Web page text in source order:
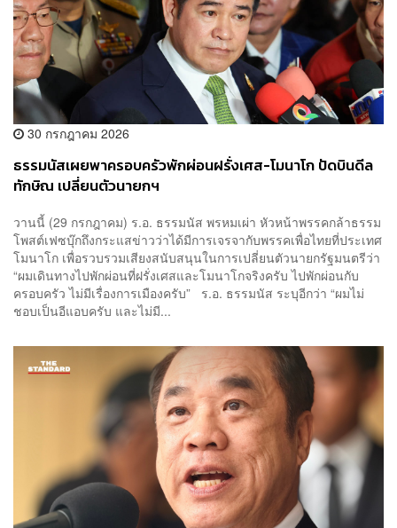
30 กรกฎาคม 2026
ธรรมนัสเผยพาครอบครัวพักผ่อนฝรั่งเศส-โมนาโก ปัดบินดีล
ทักษิณ เปลี่ยนตัวนายกฯ
วานนี้ (29 กรกฎาคม) ร.อ. ธรรมนัส พรหมเผ่า หัวหน้าพรรคกล้าธรรม
โพสต์เฟซบุ๊กถึงกระแสข่าวว่าได้มีการเจรจากับพรรคเพื่อไทยที่ประเทศ
โมนาโก เพื่อรวบรวมเสียงสนับสนุนในการเปลี่ยนตัวนายกรัฐมนตรีว่า
“ผมเดินทางไปพักผ่อนที่ฝรั่งเศสและโมนาโกจริงครับ ไปพักผ่อนกับ
ครอบครัว ไม่มีเรื่องการเมืองครับ” ร.อ. ธรรมนัส ระบุอีกว่า “ผมไม่
ชอบเป็นอีแอบครับ และไม่มี...